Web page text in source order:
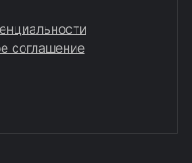
соглашение